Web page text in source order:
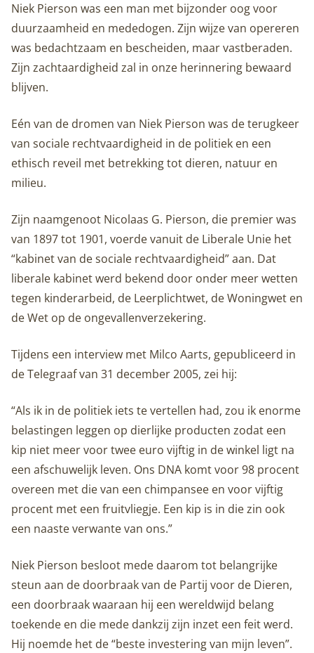
Niek Pierson was een man met bijzonder oog voor
duurzaamheid en mededogen. Zijn wijze van opereren
was bedachtzaam en bescheiden, maar vastberaden.
Zijn zachtaardigheid zal in onze herinnering bewaard
blijven.
Eén van de dromen van Niek Pierson was de terugkeer
van sociale rechtvaardigheid in de politiek en een
ethisch reveil met betrekking tot dieren, natuur en
milieu.
Zijn naamgenoot Nicolaas G. Pierson, die premier was
van 1897 tot 1901, voerde vanuit de Liberale Unie het
“kabinet van de sociale rechtvaardigheid” aan. Dat
liberale kabinet werd bekend door onder meer wetten
tegen kinderarbeid, de Leerplichtwet, de Woningwet en
de Wet op de ongevallenverzekering.
Tijdens een interview met Milco Aarts, gepubliceerd in
de Telegraaf van 31 december 2005, zei hij:
“Als ik in de politiek iets te vertellen had, zou ik enorme
belastingen leggen op dierlijke producten zodat een
kip niet meer voor twee euro vijftig in de winkel ligt na
een afschuwelijk leven. Ons DNA komt voor 98 procent
overeen met die van een chimpansee en voor vijftig
procent met een fruitvliegje. Een kip is in die zin ook
een naaste verwante van ons.”
Niek Pierson besloot mede daarom tot belangrijke
steun aan de doorbraak van de Partij voor de Dieren,
een doorbraak waaraan hij een wereldwijd belang
toekende en die mede dankzij zijn inzet een feit werd.
Hij noemde het de “beste investering van mijn leven”.